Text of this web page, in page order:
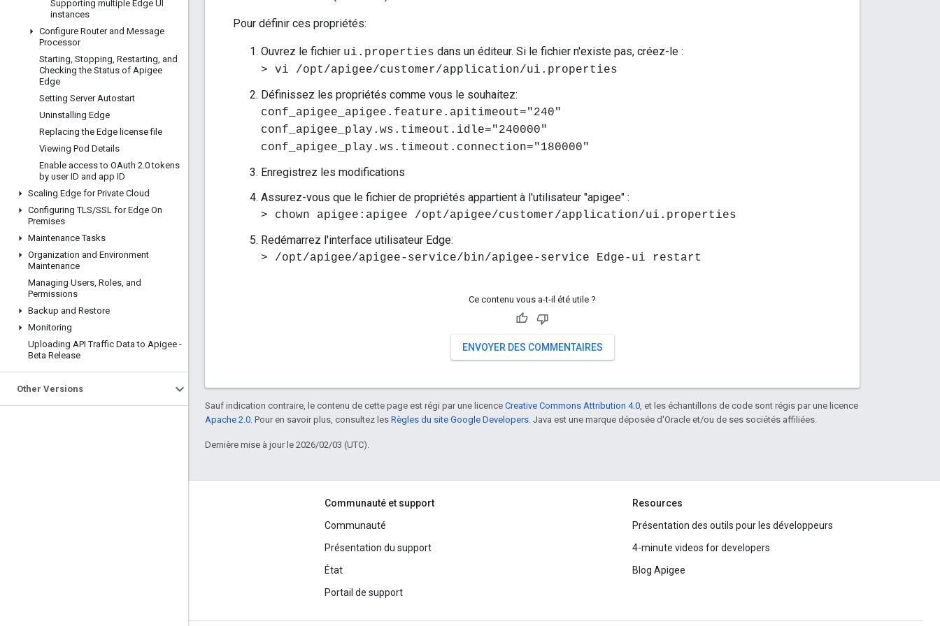
Supporting multiple Edge UI
instances
Configure Router and Message
Processor
Starting, Stopping, Restarting, and
Checking the Status of Apigee
Edge
Setting Server Autostart
Uninstalling Edge
Replacing the Edge license file
Viewing Pod Details
Enable access to OAuth 2.0 tokens
by user ID and app ID
Scaling Edge for Private Cloud
Configuring TLS/SSL for Edge On
Premises
Maintenance Tasks
Organization and Environment
Maintenance
Managing Users, Roles, and
Permissions
Backup and Restore
Monitoring
Uploading API Traffic Data to Apigee -
Beta Release
Other Versions
Pour définir ces propriétés:
Ouvrez le fichier ui.properties dans un éditeur. Si le fichier n'existe pas, créez-le :
> vi /opt/apigee/customer/application/ui.properties
Définissez les propriétés comme vous le souhaitez:
conf_apigee_apigee.feature.apitimeout="240"
conf_apigee_play.ws.timeout.idle="240000"
conf_apigee_play.ws.timeout.connection="180000"
Enregistrez les modifications
Assurez-vous que le fichier de propriétés appartient à l'utilisateur "apigee" :
> chown apigee:apigee /opt/apigee/customer/application/ui.properties
Redémarrez l'interface utilisateur Edge:
> /opt/apigee/apigee-service/bin/apigee-service Edge-ui restart
Ce contenu vous a-t-il été utile ?
ENVOYER DES COMMENTAIRES
Sauf indication contraire, le contenu de cette page est régi par une licence Creative Commons Attribution 4.0, et les échantillons de code sont régis par une licence
Apache 2.0. Pour en savoir plus, consultez les Règles du site Google Developers. Java est une marque déposée d'Oracle et/ou de ses sociétés affiliées.
Dernière mise à jour le 2026/02/03 (UTC).
Communauté et support
Communauté
Présentation du support
État
Portail de support
Resources
Présentation des outils pour les développeurs
4-minute videos for developers
Blog Apigee